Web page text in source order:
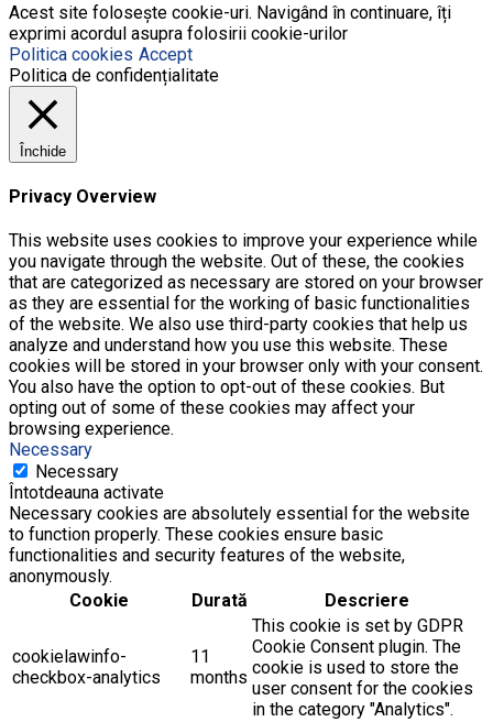
Acest site folosește cookie-uri. Navigând în continuare, îți
exprimi acordul asupra folosirii cookie-urilor
Politica cookies Accept
Politica de confidențialitate
Închide
Privacy Overview
This website uses cookies to improve your experience while
you navigate through the website. Out of these, the cookies
that are categorized as necessary are stored on your browser
as they are essential for the working of basic functionalities
of the website. We also use third-party cookies that help us
analyze and understand how you use this website. These
cookies will be stored in your browser only with your consent.
You also have the option to opt-out of these cookies. But
opting out of some of these cookies may affect your
browsing experience.
Necessary
Necessary
Întotdeauna activate
Necessary cookies are absolutely essential for the website
to function properly. These cookies ensure basic
functionalities and security features of the website,
anonymously.
Cookie
Durată Descriere
cookielawinfo-
checkbox-analytics
11
months
This cookie is set by GDPR
Cookie Consent plugin. The
cookie is used to store the
user consent for the cookies
in the category "Analytics".